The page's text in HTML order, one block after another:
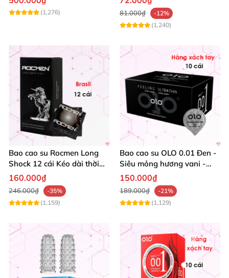
Bảo quản ở nơi sạch , thoáng mátvà dưới 30 độ
Khôngđể tiếp xúc dưới ánh nắng trực tiếp.
(1,276) 81.000₫
-12%
(1,240)
Bao cao su Rocmen Long
Shock 12 cái Kéo dài thời
gian Phái mạnh an toàn
160.000₫
246.000₫
-35%
(1,159)
Bao cao su OLO 0.01 Đen -
Siêu mỏng hương vani -
Hộp 10 cái
150.000₫
189.000₫
-21%
(1,129)